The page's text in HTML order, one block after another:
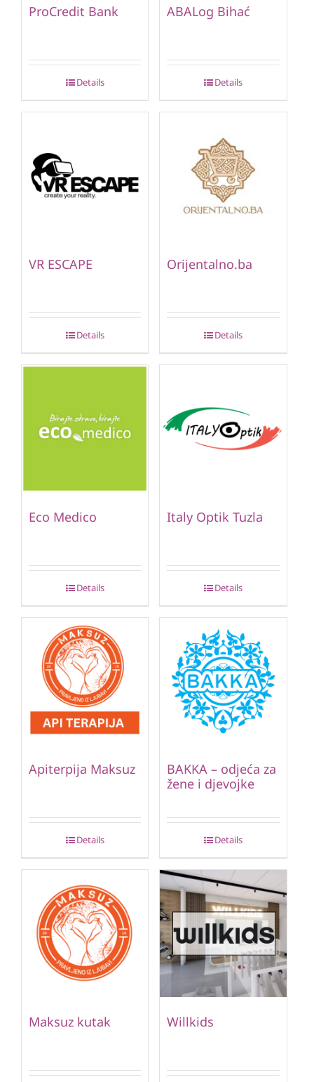
ProCredit Bank
Details
ABALog Bihać
Details
VR ESCAPE
Details
Orijentalno.ba
Details
Eco Medico
Details
Italy Optik Tuzla
Details
Apiterpija Maksuz
Details
BAKKA – odjeća za
žene i djevojke
Details
Maksuz kutak Willkids